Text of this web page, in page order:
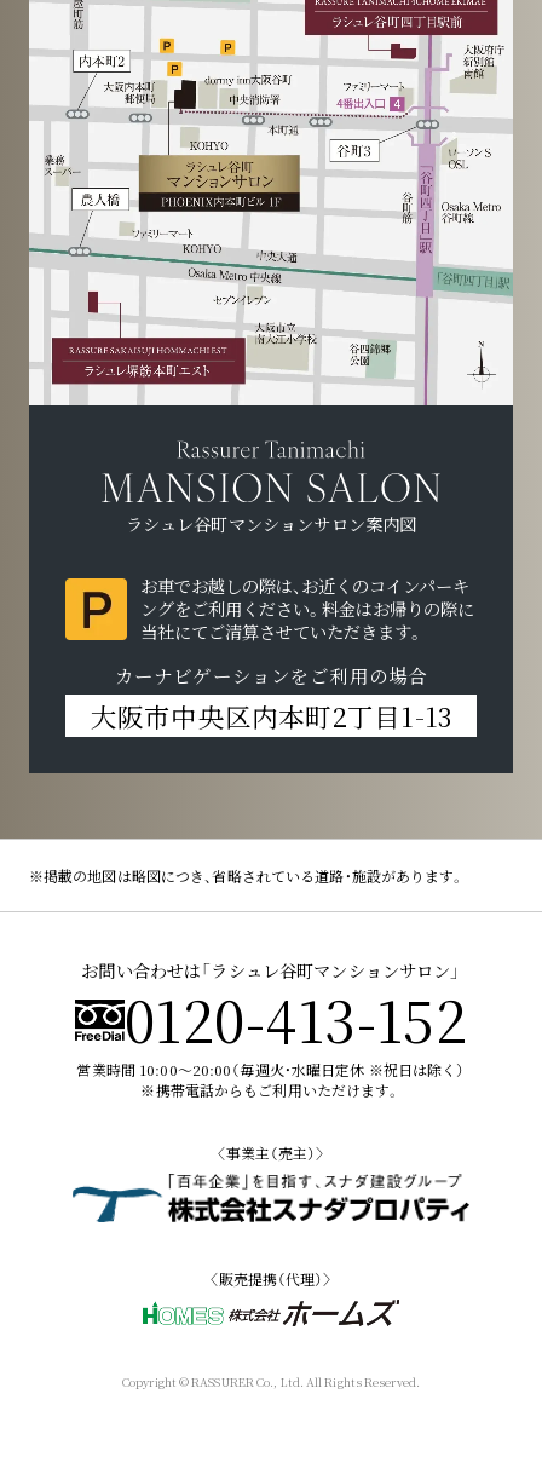
トップページ アクセス
ロケーション 中央区、都心のテーブルへ。
間取り デザイン
現地・マンションサロン案内図 物件概要
来場予約
ラシュレ谷町マンションサロン案内図
お車でお越しの際は、お近くのコインパーキ
ングをご利用ください。料金はお帰りの際に
当社にてご清算させていただきます。
カーナビゲーションをご利用の場合
大阪市中央区内本町2丁目1-13
※掲載の地図は略図につき、省略されている道路・施設があります。
お問い合わせは「ラシュレ谷町マンションサロン」
0120-413-152
営業時間 10:00〜20:00（毎週火・水曜日定休 ※祝日は除く）
※携帯電話からもご利用いただけます。
〈事業主（売主）〉
〈販売提携（代理）〉
Copyright © RASSURER Co., Ltd. All Rights Reserved.